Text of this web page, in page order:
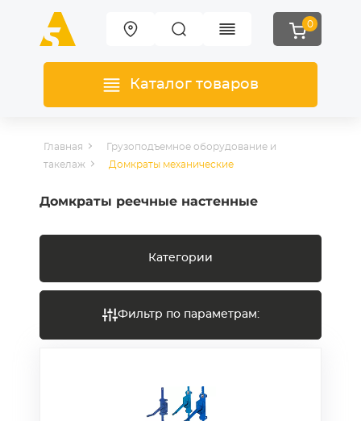
0
Каталог товаров
Главная
Грузоподъемное оборудование и
такелаж
Домкраты механические
Домкраты реечные настенные
Категории
Фильтр по параметрам: